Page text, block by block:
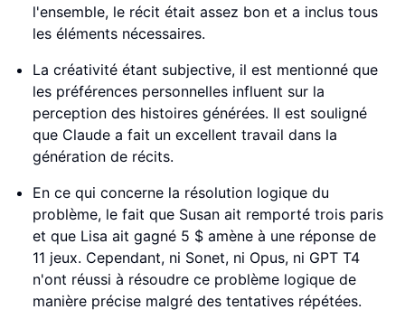
l'ensemble, le récit était assez bon et a inclus tous
les éléments nécessaires.
La créativité étant subjective, il est mentionné que
les préférences personnelles influent sur la
perception des histoires générées. Il est souligné
que Claude a fait un excellent travail dans la
génération de récits.
En ce qui concerne la résolution logique du
problème, le fait que Susan ait remporté trois paris
et que Lisa ait gagné 5 $ amène à une réponse de
11 jeux. Cependant, ni Sonet, ni Opus, ni GPT T4
n'ont réussi à résoudre ce problème logique de
manière précise malgré des tentatives répétées.